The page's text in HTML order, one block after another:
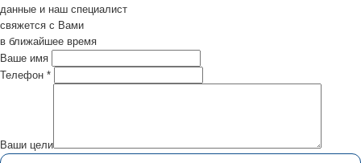
данные и наш специалист
свяжется с Вами
в ближайшее время
Ваше имя
Телефон *
Ваши цели